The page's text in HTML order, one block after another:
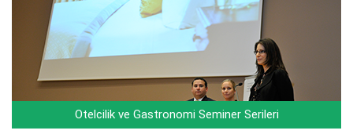
Otelcilik ve Gastronomi Seminer Serileri